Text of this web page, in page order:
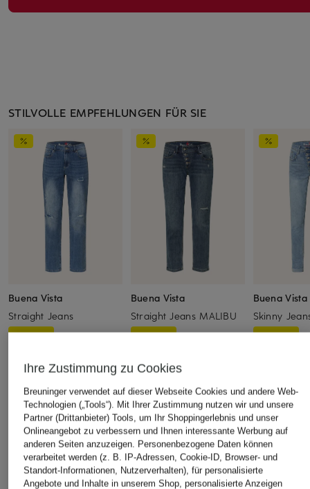
STILVOLLE EMPFEHLUNGEN FÜR SIE
Buena Vista
Straight Jeans
CHF 45
Buena Vista
Straight Jeans MALIBU
CHF 65
Buena Vista
Skinny
CHF 80
ÄHNLICHE ARTIKEL ENTDECKEN
Ihre Zustimmung zu Cookies
Breuninger verwendet auf dieser Webseite Cookies und andere Web-
Technologien („Tools“). Mit Ihrer Zustimmung nutzen wir und unsere
Partner (Drittanbieter) Tools, um Ihr Shoppingerlebnis und unser
Onlineangebot zu verbessern und Ihnen interessante Werbung auf
anderen Seiten anzuzeigen. Personenbezogene Daten können
verarbeitet werden (z. B. IP-Adressen, Cookie-ID, Browser- und
Standort-Informationen, Nutzerverhalten), für personalisierte
Angebote und Inhalte in unserem Shop, personalisierte Anzeigen